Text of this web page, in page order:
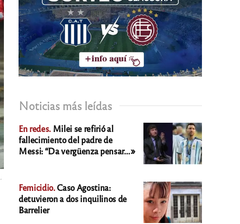
Noticias más leídas
En redes. Milei se refirió al
fallecimiento del padre de
Messi: “Da vergüenza pensar…»
Femicidio.Caso Agostina:
detuvieron a dos inquilinos de
Barrelier